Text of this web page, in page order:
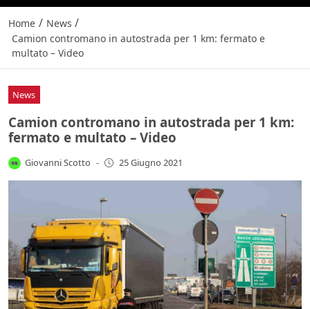
Home / News /
Camion contromano in autostrada per 1 km: fermato e
multato – Video
News
Camion contromano in autostrada per 1 km:
fermato e multato – Video
Giovanni Scotto - 25 Giugno 2021